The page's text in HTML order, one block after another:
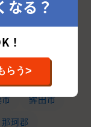
久市
田市
市
鉾田市
那珂郡
なる？
！
らう>